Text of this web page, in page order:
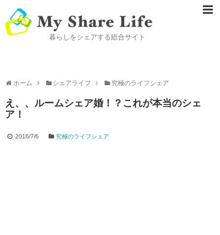
暮らしをシェアする総合サイト
ホーム シェアライフ 究極のライフシェア
え、、ルームシェア婚！？これが本当のシェ
ア！
2016/7/6 究極のライフシェア